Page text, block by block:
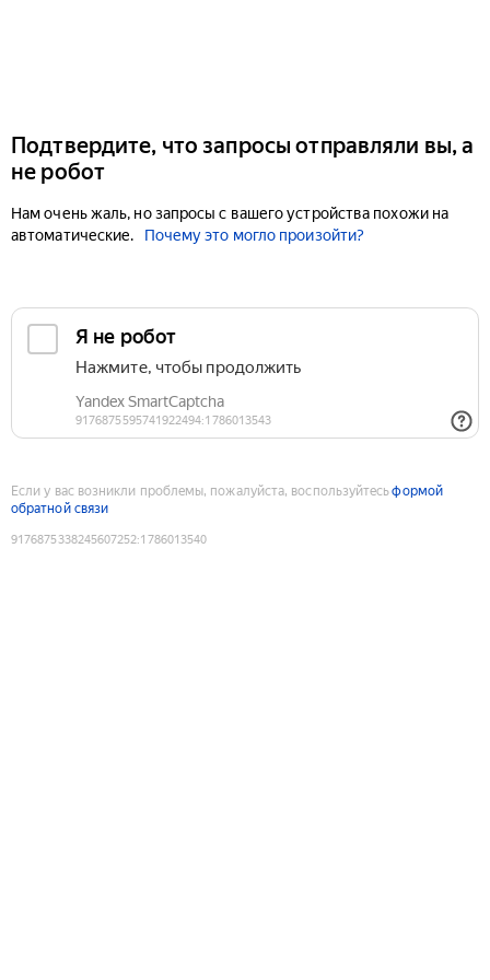
Подтвердите, что запросы отправляли вы, а
не робот
Нам очень жаль, но запросы с вашего устройства похожи на
автоматические.
Почему это могло произойти?
Если у вас возникли проблемы, пожалуйста, воспользуйтесьформой
обратной связи
9176875338245607252:1786013540